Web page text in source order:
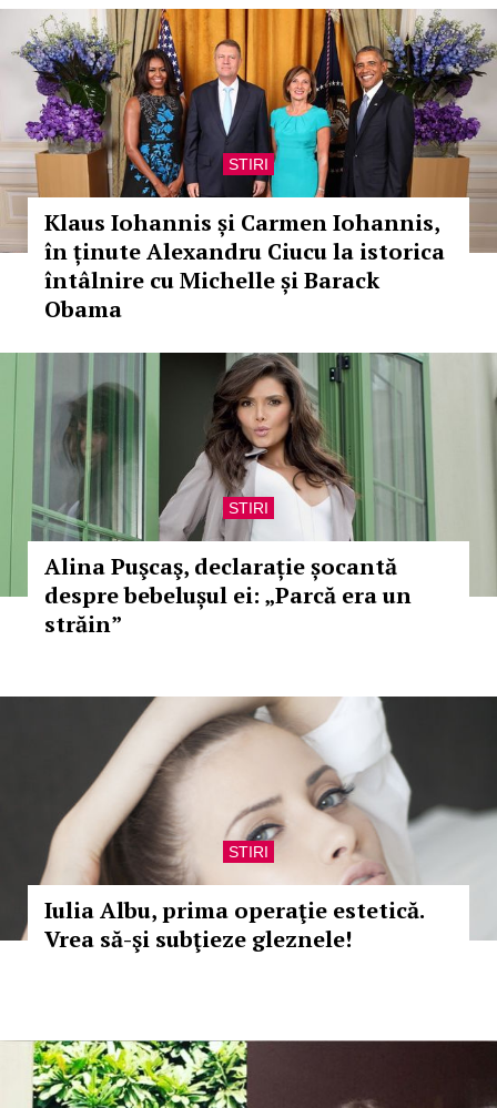
STIRI
Klaus Iohannis și Carmen Iohannis,
în ținute Alexandru Ciucu la istorica
întâlnire cu Michelle și Barack
Obama
STIRI
Alina Puşcaş, declarație șocantă
despre bebelușul ei: „Parcă era un
străin”
STIRI
Iulia Albu, prima operaţie estetică.
Vrea să-şi subţieze gleznele!